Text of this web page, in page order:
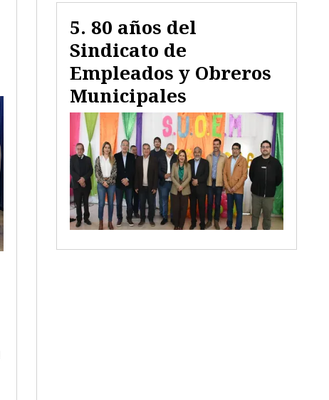
80 años del
Sindicato de
Empleados y Obreros
Municipales